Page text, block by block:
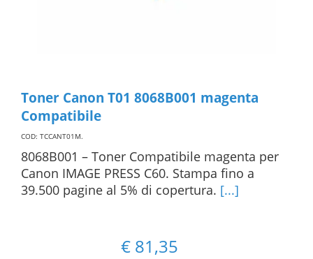
Toner Canon T01 8068B001 magenta
Compatibile
COD: TCCANT01M.
8068B001 – Toner Compatibile magenta per
Canon IMAGE PRESS C60. Stampa fino a
39.500 pagine al 5% di copertura. [...]
€ 81,35